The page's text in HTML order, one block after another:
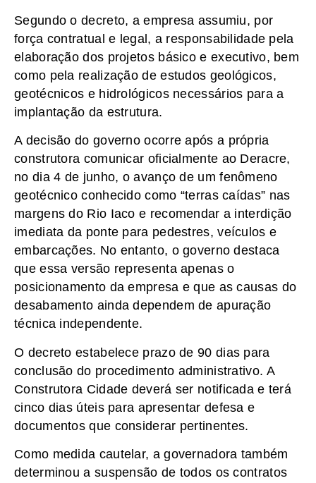
Segundo o decreto, a empresa assumiu, por
força contratual e legal, a responsabilidade pela
elaboração dos projetos básico e executivo, bem
como pela realização de estudos geológicos,
geotécnicos e hidrológicos necessários para a
implantação da estrutura.
A decisão do governo ocorre após a própria
construtora comunicar oficialmente ao Deracre,
no dia 4 de junho, o avanço de um fenômeno
geotécnico conhecido como “terras caídas” nas
margens do Rio Iaco e recomendar a interdição
imediata da ponte para pedestres, veículos e
embarcações. No entanto, o governo destaca
que essa versão representa apenas o
posicionamento da empresa e que as causas do
desabamento ainda dependem de apuração
técnica independente.
O decreto estabelece prazo de 90 dias para
conclusão do procedimento administrativo. A
Construtora Cidade deverá ser notificada e terá
cinco dias úteis para apresentar defesa e
documentos que considerar pertinentes.
Como medida cautelar, a governadora também
determinou a suspensão de todos os contratos